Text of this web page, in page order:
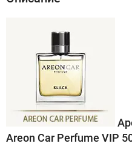
Areon Car Perfume VIP